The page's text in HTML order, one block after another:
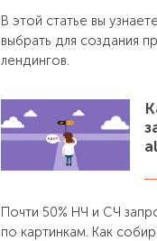
В этой статье вы
выбрать для создания
лендингов.
Почти 50% НЧ и СЧ
по картинкам. Как